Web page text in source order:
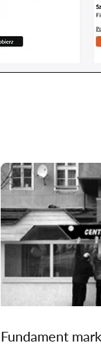
Fundament